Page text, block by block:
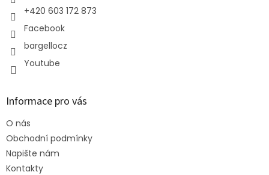
+420 603 172 873
Facebook
bargellocz
Youtube
Informace pro vás
O nás
Obchodní podmínky
Napište nám
Kontakty